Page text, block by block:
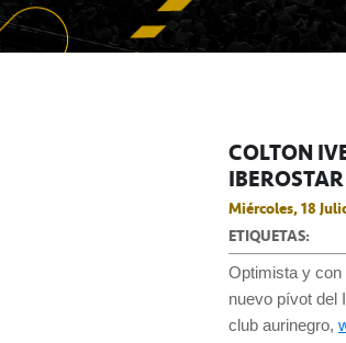
COLTON
Miércoles, 18
ETIQUETAS:
Optimista y con
nuevo pívot del
club aurinegro,